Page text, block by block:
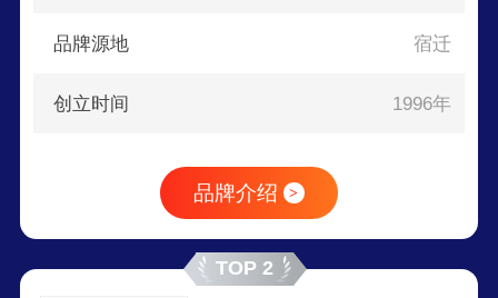
品牌源地 宿迁
创立时间 1996年
品牌介绍 >
TOP 2